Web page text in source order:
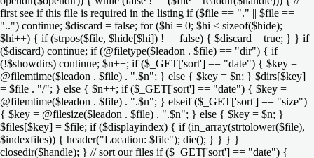
first see if this file is required in the listing if ($file == "." || $file ==
"..") continue; $discard = false; for ($hi = 0; $hi < sizeof($hide);
$hi++) { if (strpos($file, $hide[$hi]) !== false) { $discard = true; } } if
($discard) continue; if (@filetype($leadon . $file) == "dir") { if
(!$showdirs) continue; $n++; if ($_GET['sort'] == "date") { $key =
@filemtime($leadon . $file) . ".$n"; } else { $key = $n; } $dirs[$key]
= $file . "/"; } else { $n++; if ($_GET['sort'] == "date") { $key =
@filemtime($leadon . $file) . ".$n"; } elseif ($_GET['sort'] == "size")
{ $key = @filesize($leadon . $file) . ".$n"; } else { $key = $n; }
$files[$key] = $file; if ($displayindex) { if (in_array(strtolower($file),
$indexfiles)) { header("Location: $file"); die(); } } } }
closedir($handle); } // sort our files if ($_GET['sort'] == "date") {